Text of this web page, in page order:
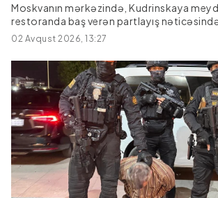
Moskvanın mərkəzində, Kudrinskaya
restoranda baş verən partlayış
beşə çatıb.Bu barədə REN TV məlumat
nəfər xəstəxanada ölüb. Altı nəfərdən çox
vəziyyəti ağır olaraq qalır və həkimlər
etmək üçün mübarizə aparmağa davam
02 Avqust 2026, 13:27